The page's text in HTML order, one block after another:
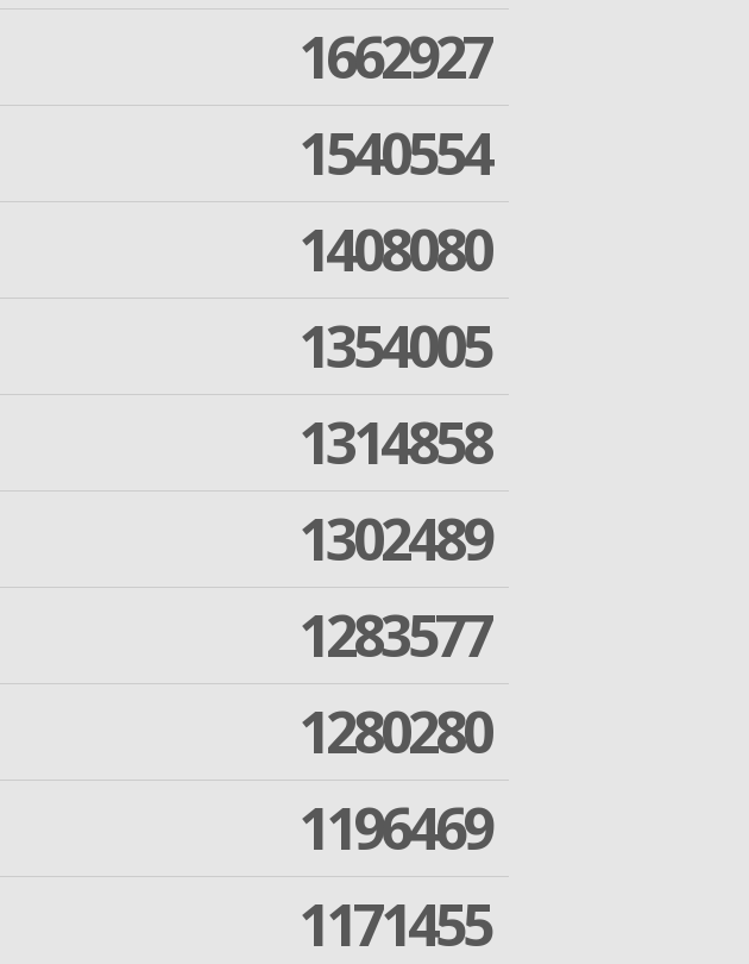
1662927
1540554
1408080
1354005
1314858
1302489
1283577
1280280
1196469
1171455